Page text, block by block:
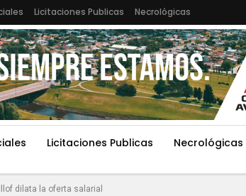
Licitaciones Publicas Necrológicas
Licitaciones Publicas Necrológicas
dilata la oferta salarial